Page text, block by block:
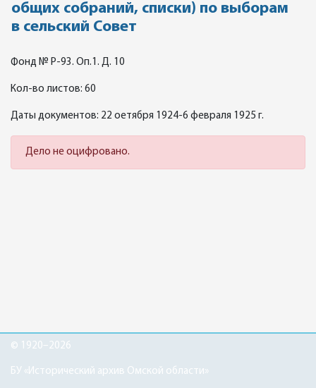
общих собраний, списки) по выборам
в сельский Совет
Фонд № Р-93. Оп.1. Д. 10
Кол-во листов: 60
Даты документов: 22 оетября 1924-6 февраля 1925 г.
Дело не оцифровано.
© 1920–2026
БУ «Исторический архив Омской области»